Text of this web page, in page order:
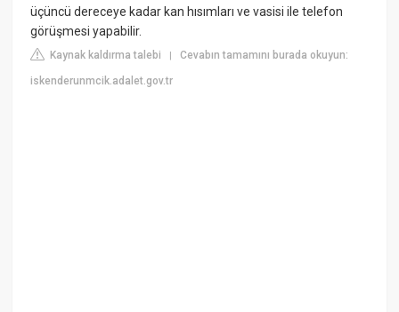
üçüncü dereceye kadar kan hısımları ve vasisi ile telefon
görüşmesi yapabilir.
Kaynak kaldırma talebi |Cevabın tamamını burada okuyun:
iskenderunmcik.adalet.gov.tr